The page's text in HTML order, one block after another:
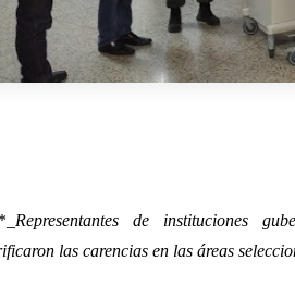
_Representantes de instituciones
las carencias en las áreas